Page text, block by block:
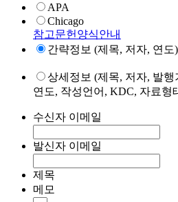
APA
Chicago
참고문헌양식안내
간략정보 (제목, 저자, 연도)
상세정보 (제목, 저자, 발
연도, 작성언어, KDC, 자료형
수신자 이메일
발신자 이메일
제목
메모